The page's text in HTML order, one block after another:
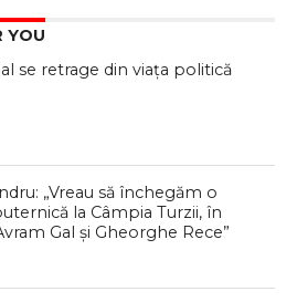
YOU
se retrage din viața politică
„Vreau să închegăm o
la Câmpia Turzii, în
Gal și Gheorghe Rece”